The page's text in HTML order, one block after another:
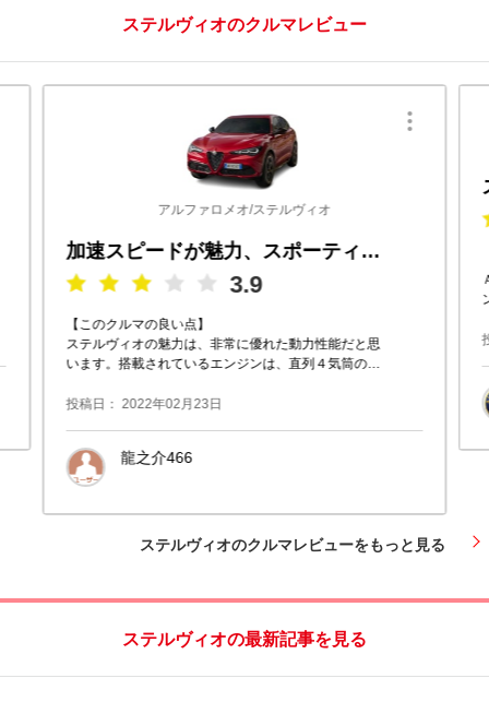
ステルヴィオのクルマレビュー
アルファロメオ/ステルヴィオ
加速スピードが魅力、スポーティーな運転を楽しめるＳＵＶ
3.9
【このクルマの良い点】
ステルヴィオの魅力は、非常に優れた動力性能だと思
います。搭載されているエンジンは、直列４気筒の最
のジュリアにも採用されていたも
投稿日： 2022年02月23日
龍之介466
愛知県名古屋市昭和区
ステルヴィオのクルマレビューをもっと見る
ステルヴィオの最新記事を見る